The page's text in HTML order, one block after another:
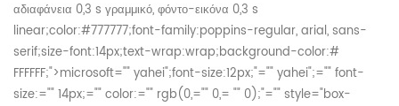
αδιαφάνεια 0,3 s γραμμικό, φόντο-εικόνα 0,3 s
linear;color:#777777;font-family:poppins-regular, arial, sans-
serif;size-font:14px;text-wrap:wrap;background-color:#
FFFFFF;">microsoft="" yahei";font-size:12px;"="" yahei";="" font-
size:="" 14px;="" color:="" rgb(0,="" 0,= "" 0);"="" style="box-